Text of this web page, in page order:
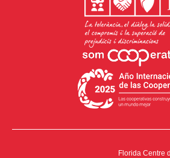
Florida Centre